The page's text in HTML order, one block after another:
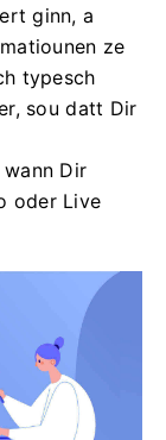
ginn, a
ze
typesch
sou datt Dir
Dir
oder Live